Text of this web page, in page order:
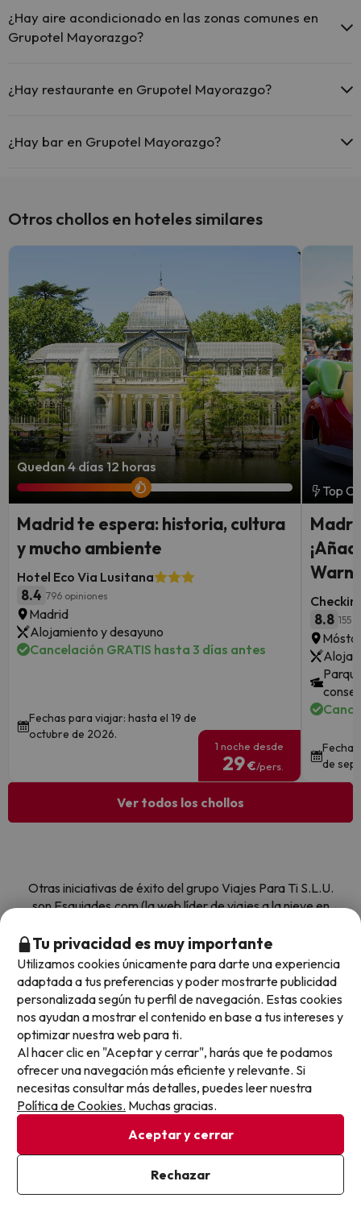
¿Hay aire acondicionado en las zonas comunes en
Grupotel Mayorazgo?
comunes.
¿Hay restaurante en Grupotel Mayorazgo?
¿Hay bar en Grupotel Mayorazgo?
Otros chollos en hoteles similares
Quedan 4 días 12 horas
Madrid te espera: historia, cultura
y mucho ambiente
Hotel Eco Via Lusitana
8.4 796 opiniones
Madrid
Alojamiento y desayuno
Cancelación GRATIS hasta 3 días antes
Fechas para viajar: hasta el 19 de
octubre de 2026.
1 noche desde
29€/pers.
Top
8.8 155
de
Ver todos los chollos
Otras iniciativas de éxito del grupo Viajes Para Ti S.L.U.
son Esquiades.com (la web líder de viajes a la nieve en
de 1.000.000 de alojamientos disponibles para
reservar y viajar por todo el mundo.
Sobre Buscounchollo.com
¿Quiénes somos?
Tarjeta Regalo
Buscounchollo en los medios
Top viajes destacados
Tu privacidad es muy importante
Utilizamos cookies únicamente para darte una experiencia
adaptada a tus preferencias y poder mostrarte publicidad
personalizada según tu perfil de navegación. Estas cookies
nos ayudan a mostrar el contenido en base a tus intereses y
optimizar nuestra web para ti.
Al hacer clic en "Aceptar y cerrar", harás que te podamos
ofrecer una navegación más eficiente y relevante. Si
necesitas consultar más detalles, puedes leer nuestra
Política de Cookies. Muchas gracias.
Aceptar y cerrar
Rechazar